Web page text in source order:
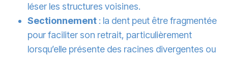
léser les structures voisines.
Sectionnement : la dent peut être fragmentée
pour faciliter son retrait, particulièrement
lorsqu’elle présente des racines divergentes ou